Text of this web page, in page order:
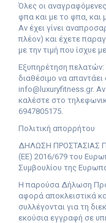
Όλες οι αναγραφόμενες
φπα και με το φπα, και
Αν έχει γίνει
πλέον) και έχετε
με την τιμή που ίσχυε
Εξυπηρέτηση πελατών:
διαθέσιμο να
info@luxuryfitness.gr.
καλέστε στο
6947805175.
Πολιτική απορρήτου
ΔΗΛΩΣΗ ΠΡΟΣΤΑΣΙΑΣ
(ΕΕ) 2016/679 του
Συμβουλίου της
Η παρούσα Δήλωση
αφορά αποκλειστικά
συλλέγονται για τη
εκούσια εγγραφή σε